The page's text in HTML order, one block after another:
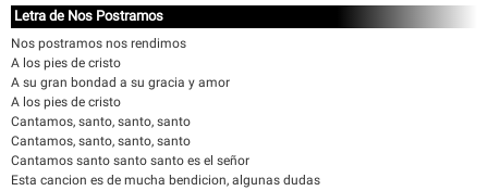
Letra de Nos Postramos
Nos postramos nos rendimos
A los pies de cristo
A su gran bondad a su gracia y amor
A los pies de cristo
Cantamos, santo, santo, santo
Cantamos, santo, santo, santo
Cantamos santo santo santo es el señor
Esta cancion es de mucha bendicion, algunas dudas